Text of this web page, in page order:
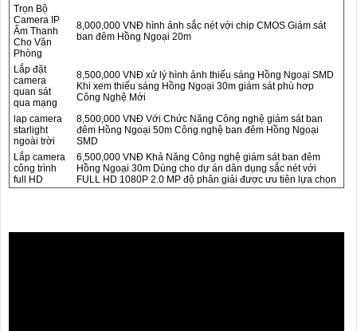
Trọn Bộ
Camera IP
Âm Thanh
Cho Văn
Phòng
8,000,000 VNĐ hình ảnh sắc nét với chip CMOS Giám sát
ban đêm Hồng Ngoại 20m
Lắp đặt
camera
quan sát
qua mạng
8,500,000 VNĐ xử lý hình ảnh thiếu sáng Hồng Ngoại SMD
Khi xem thiếu sáng Hồng Ngoại 30m giám sát phù hơp
Công Nghệ Mới
lap camera
starlight
ngoài trời
8,500,000 VNĐ Với Chức Năng Công nghệ giám sát ban
đêm Hồng Ngoại 50m Công nghệ ban đêm Hồng Ngoại
SMD
Lắp camera
công trình
full HD
6,500,000 VNĐ Khả Năng Công nghệ giám sát ban đêm
Hồng Ngoại 30m Dùng cho dự án dân dụng sắc nét với
FULL HD 1080P 2.0 MP độ phân giải được ưu tiên lựa chọn